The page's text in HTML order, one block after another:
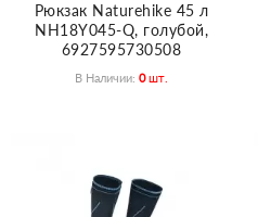
Рюкзак Naturehike 45 л
NH18Y045-Q, голубой,
6927595730508
В Наличии: 0 Шт.